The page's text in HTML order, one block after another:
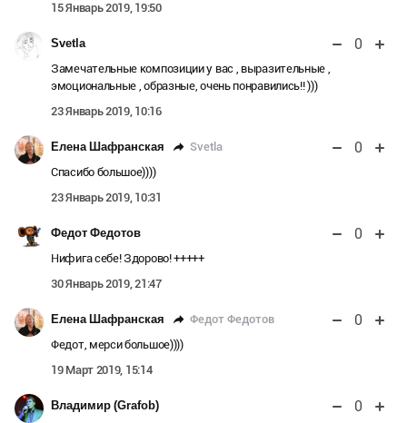
15 Январь 2019, 19:50
Svetla 0
Замечательные композиции у вас , выразительные ,
эмоциональные , образные, очень понравились!! )))
23 Январь 2019, 10:16
Елена Шафранская Svetla 0
Спасибо большое))))
23 Январь 2019, 10:31
Федот Федотов 0
Нифига себе! Здорово! +++++
30 Январь 2019, 21:47
Елена Шафранская Федот Федотов 0
Федот, мерси большое))))
19 Март 2019, 15:14
Владимир (Grafob) 0